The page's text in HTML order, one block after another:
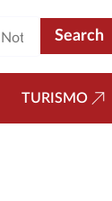
TURISMO